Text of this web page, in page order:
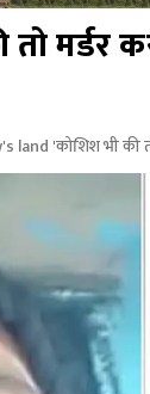
'कोशिश भी की